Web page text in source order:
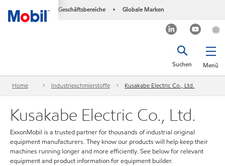
Geschäftsbereiche • Globale Marken
Menü
Suchen
Home Industrieschmierstoffe Kusakabe Electric Co., Ltd.
Kusakabe Electric Co., Ltd.
ExxonMobil is a trusted partner for thousands of industrial original
equipment manufacturers. They know our products will help keep their
machines running longer and more efficiently. See below for relevant
equipment and product information for equipment builder.